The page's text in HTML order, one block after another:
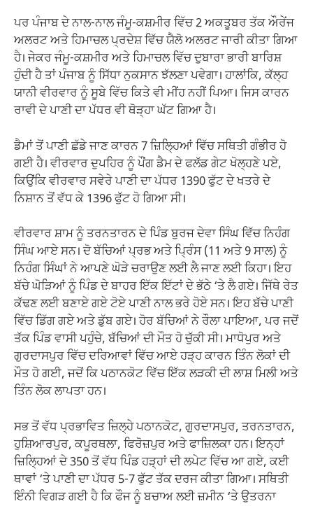
ਪਰ ਪੰਜਾਬ ਦੇ ਨਾਲ-ਨਾਲ ਜੰਮੂ-ਕਸ਼ਮੀਰ ਵਿੱਚ 2 ਅਕਤੂਬਰ ਤੱਕ ਔਰੇਂਜ
ਅਲਰਟ ਅਤੇ ਹਿਮਾਚਲ ਪ੍ਰਦੇਸ਼ ਵਿੱਚ ਯੈਲੋ ਅਲਰਟ ਜਾਰੀ ਕੀਤਾ ਗਿਆ
ਹੈ। ਜੇਕਰ ਜੰਮੂ-ਕਸ਼ਮੀਰ ਅਤੇ ਹਿਮਾਚਲ ਵਿੱਚ ਦੁਬਾਰਾ ਭਾਰੀ ਬਾਰਿਸ਼
ਹੁੰਦੀ ਹੈ ਤਾਂ ਪੰਜਾਬ ਨੂੰ ਸਿੱਧਾ ਨੁਕਸਾਨ ਝੱਲਣਾ ਪਵੇਗਾ। ਹਾਲਾਂਕਿ, ਕੱਲ੍ਹ
ਯਾਨੀ ਵੀਰਵਾਰ ਨੂੰ ਸੂਬੇ ਵਿੱਚ ਕਿਤੇ ਵੀ ਮੀਂਹ ਨਹੀਂ ਪਿਆ। ਜਿਸ ਕਾਰਨ
ਰਾਵੀ ਦੇ ਪਾਣੀ ਦਾ ਪੱਧਰ ਵੀ ਥੋੜ੍ਹਾ ਘੱਟ ਗਿਆ ਹੈ।
ਡੈਮਾਂ ਤੋਂ ਪਾਣੀ ਛੱਡੇ ਜਾਣ ਕਾਰਨ 7 ਜ਼ਿਲ੍ਹਿਆਂ ਵਿੱਚ ਸਥਿਤੀ ਗੰਭੀਰ ਹੋ
ਗਈ ਹੈ। ਵੀਰਵਾਰ ਦੁਪਹਿਰ ਨੂੰ ਪੌਂਗ ਡੈਮ ਦੇ ਫਲੱਡ ਗੇਟ ਖੋਲ੍ਹਣੇ ਪਏ,
ਕਿਉਂਕਿ ਵੀਰਵਾਰ ਸਵੇਰੇ ਪਾਣੀ ਦਾ ਪੱਧਰ 1390 ਫੁੱਟ ਦੇ ਖਤਰੇ ਦੇ
ਨਿਸ਼ਾਨ ਤੋਂ ਵੱਧ ਕੇ 1396 ਫੁੱਟ ਹੋ ਗਿਆ ਸੀ।
ਵੀਰਵਾਰ ਸ਼ਾਮ ਨੂੰ ਤਰਨਤਾਰਨ ਦੇ ਪਿੰਡ ਬੁਰਜ ਦੇਵਾ ਸਿੰਘ ਵਿੱਚ ਨਿਹੰਗ
ਸਿੰਘ ਆਏ ਸਨ। ਦੋ ਬੱਚਿਆਂ ਪ੍ਰਭ ਅਤੇ ਪ੍ਰਿੰਸ (11 ਅਤੇ 9 ਸਾਲ) ਨੂੰ
ਨਿਹੰਗ ਸਿੰਘਾਂ ਨੇ ਆਪਣੇ ਘੋੜੇ ਚਰਾਉਣ ਲਈ ਲੈ ਜਾਣ ਲਈ ਕਿਹਾ। ਇਹ
ਬੱਚੇ ਘੋੜਿਆਂ ਨੂੰ ਪਿੰਡ ਦੇ ਬਾਹਰ ਇੱਕ ਇੱਟਾਂ ਦੇ ਭੱਠੇ ‘ਤੇ ਲੈ ਗਏ। ਜਿੱਥੇ ਰੇਤ
ਕੱਢਣ ਲਈ ਬਣਾਏ ਗਏ ਟੋਏ ਪਾਣੀ ਨਾਲ ਭਰੇ ਹੋਏ ਸਨ। ਇਹ ਬੱਚੇ ਪਾਣੀ
ਵਿੱਚ ਡਿੱਗ ਗਏ ਅਤੇ ਡੁੱਬ ਗਏ। ਹੋਰ ਬੱਚਿਆਂ ਨੇ ਰੌਲਾ ਪਾਇਆ, ਪਰ ਜਦੋਂ
ਤੱਕ ਪਿੰਡ ਵਾਸੀ ਪਹੁੰਚੇ, ਬੱਚਿਆਂ ਦੀ ਮੌਤ ਹੋ ਚੁੱਕੀ ਸੀ। ਮਾਧੋਪੁਰ ਅਤੇ
ਗੁਰਦਾਸਪੁਰ ਵਿੱਚ ਦਰਿਆਵਾਂ ਵਿੱਚ ਆਏ ਹੜ੍ਹ ਕਾਰਨ ਤਿੰਨ ਲੋਕਾਂ ਦੀ
ਮੌਤ ਹੋ ਗਈ, ਜਦੋਂ ਕਿ ਪਠਾਨਕੋਟ ਵਿੱਚ ਇੱਕ ਲੜਕੀ ਦੀ ਲਾਸ਼ ਮਿਲੀ ਅਤੇ
ਤਿੰਨ ਲੋਕ ਲਾਪਤਾ ਹਨ।
ਸਭ ਤੋਂ ਵੱਧ ਪ੍ਰਭਾਵਿਤ ਜ਼ਿਲ੍ਹੇ ਪਠਾਨਕੋਟ, ਗੁਰਦਾਸਪੁਰ, ਤਰਨਤਾਰਨ,
ਹੁਸ਼ਿਆਰਪੁਰ, ਕਪੂਰਥਲਾ, ਫਿਰੋਜ਼ਪੁਰ ਅਤੇ ਫਾਜ਼ਿਲਕਾ ਹਨ। ਇਨ੍ਹਾਂ
ਜ਼ਿਲ੍ਹਿਆਂ ਦੇ 350 ਤੋਂ ਵੱਧ ਪਿੰਡ ਹੜ੍ਹਾਂ ਦੀ ਲਪੇਟ ਵਿੱਚ ਆ ਗਏ, ਕਈ
ਥਾਵਾਂ ‘ਤੇ ਪਾਣੀ ਦਾ ਪੱਧਰ 5-7 ਫੁੱਟ ਤੱਕ ਦਰਜ ਕੀਤਾ ਗਿਆ। ਸਥਿਤੀ
ਇੰਨੀ ਵਿਗੜ ਗਈ ਹੈ ਕਿ ਫੌਜ ਨੂੰ ਬਚਾਅ ਲਈ ਜ਼ਮੀਨ ‘ਤੇ ਉਤਰਨਾ